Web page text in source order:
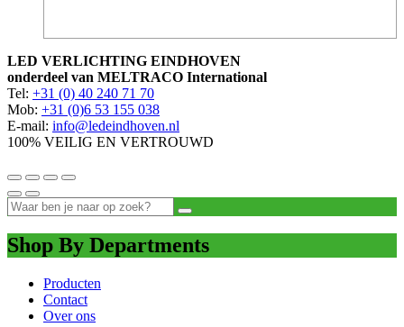
LED VERLICHTING EINDHOVEN
onderdeel van MELTRACO International
Tel: +31 (0) 40 240 71 70
Mob: +31 (0)6 53 155 038
E-mail: info@ledeindhoven.nl
100% VEILIG EN VERTROUWD
Shop By Departments
Producten
Contact
Over ons